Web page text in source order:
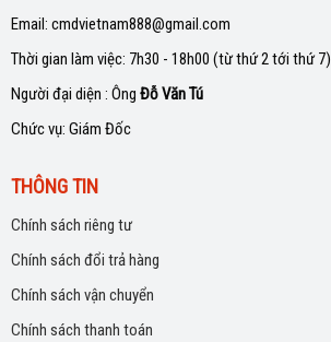
Email: cmdvietnam888@gmail.com
Thời gian làm việc: 7h30 - 18h00 (từ thứ 2 tới thứ 7)
Người đại diện : Ông Đỗ Văn Tú
Chức vụ: Giám Đốc
THÔNG TIN
Chính sách riêng tư
Chính sách đổi trả hàng
Chính sách vận chuyển
Chính sách thanh toán